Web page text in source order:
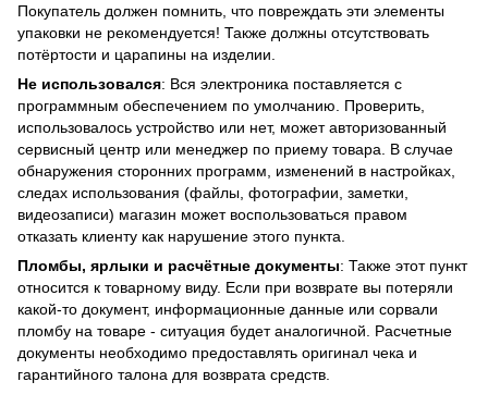
Покупатель должен помнить, что повреждать эти элементы
упаковки не рекомендуется! Также должны отсутствовать
потёртости и царапины на изделии.
Не использовался: Вся электроника поставляется с
программным обеспечением по умолчанию. Проверить,
использовалось устройство или нет, может авторизованный
сервисный центр или менеджер по приему товара. В случае
обнаружения сторонних программ, изменений в настройках,
следах использования (файлы, фотографии, заметки,
видеозаписи) магазин может воспользоваться правом
отказать клиенту как нарушение этого пункта.
Пломбы, ярлыки и расчётные документы: Также этот пункт
относится к товарному виду. Если при возврате вы потеряли
какой-то документ, информационные данные или сорвали
пломбу на товаре - ситуация будет аналогичной. Расчетные
документы необходимо предоставлять оригинал чека и
гарантийного талона для возврата средств.